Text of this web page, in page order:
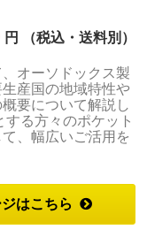
円 （税込・送料別）
オーソドックス製
産国の地域特性や
要について解説し
る方々のポケット
、幅広いご活用を
はこちら